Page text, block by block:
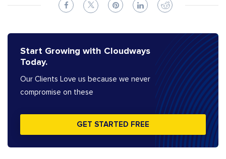
Start Growing with Cloudways
Today.
Our Clients Love us because we never
compromise on these
GET STARTED FREE